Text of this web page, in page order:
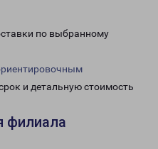
по выбранному
и детальную стоимость
филиала